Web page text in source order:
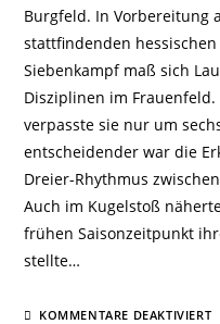
Burgfeld. In Vorbereitung
stattfindenden
Siebenkampf maß sich
Disziplinen im
verpasste sie nur um
entscheidender war die
Dreier-Rhythmus
Auch im Kugelstoß
frühen Saisonzeitpunkt
stellte…
KOMMENTARE DEAKTIVIERT